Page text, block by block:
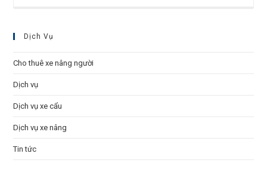
Dịch Vụ
Cho thuê xe nâng người
Dịch vụ
Dịch vụ xe cẩu
Dịch vụ xe nâng
Tin tức